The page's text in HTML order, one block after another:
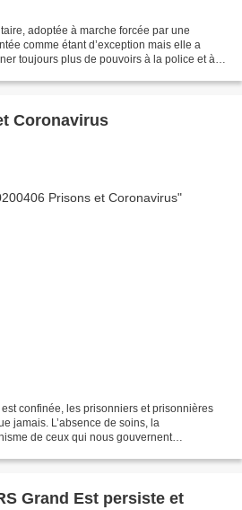
adoptée à marche forcée par une
comme étant d’exception mais elle a
toujours plus de pouvoirs à la police et à
Coronavirus
confinée, les prisonniers et prisonnières
jamais. L’absence de soins, la
de ceux qui nous gouvernent
Grand Est persiste et